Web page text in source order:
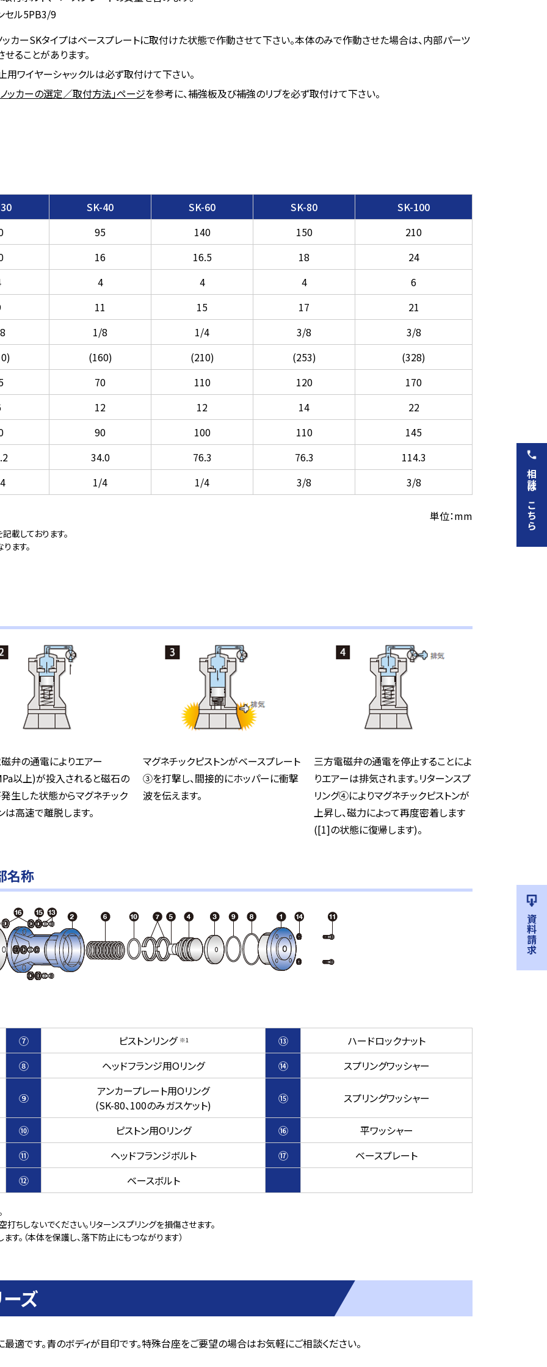
セル5PB3/9
ッカーSKタイプはベースプレートに取付けた状態で作動させて下さい。本体のみで作動させた場合は、内部パーツ
ることがあります。
用ワイヤーシャックルは必ず取付けて下さい。
ノッカーの選定／取付方法」ページを参考に、補強板及び補強のリブを必ず取付けて下さい。
SK-40 SK-60 SK-80
SK-100
95 140 150
210
16 16.5 18
24
4 4 4
6
11 15 17
21
1/8 1/4 3/8
3/8
(160) (210) (253)
(328)
70 110 120
170
12 12 14
22
90 100 110
145
34.0 76.3 76.3
114.3
1/4 1/4 3/8 3/8
単位：mm
しております。
ます。
弁の通電によりエアー
以上)が投入されると磁石の
生した状態からマグネチック
は高速で離脱します。
マグネチックピストンがベースプレート
③を打撃し、間接的にホッパーに衝撃
波を伝えます。
三方電磁弁の通電を停止することによ
りエアーは排気されます。リターンスプ
リング④によりマグネチックピストンが
上昇し、磁力によって再度密着します
([1]の状態に復帰します)。
名称
⑦ ピストンリング ※1 ⑬
ハードロックナット
⑧
ヘッドフランジ用Oリング ⑭ スプリングワッシャー
⑨
アンカープレート用Oリング
(SK-80、100のみガスケット)
⑮ スプリングワッシャー
⑩ ピストン用Oリング ⑯
平ワッシャー
⑪
ヘッドフランジボルト ⑰
ベースプレート
⑫
ベースボルト
しないでください。リターンスプリングを損傷させます。
。（本体を保護し、落下防止にもつながります）
ズ
適です。青のボディが目印です。特殊台座をご要望の場合はお気軽にご相談ください。
相談はこちら
資料請求